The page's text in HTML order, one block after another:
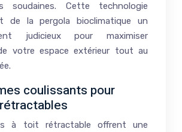
soudaines. Cette technologie
de la pergola bioclimatique un
judicieux pour maximiser
votre espace extérieur tout au
coulissants pour
à toit rétractable offrent une